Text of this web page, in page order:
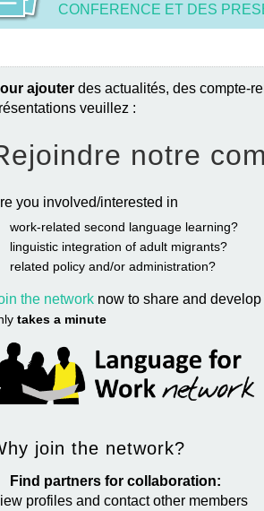
CONFERENCE ET DES
ajouter des actualités, des compte-
veuillez :
notre
you involved/interested in
work‐related second language learning?
linguistic integration of adult migrants?
related policy and/or administration?
the network now to share and
takes a minute
join the network?
Find partners for collaboration:
profiles and contact other members